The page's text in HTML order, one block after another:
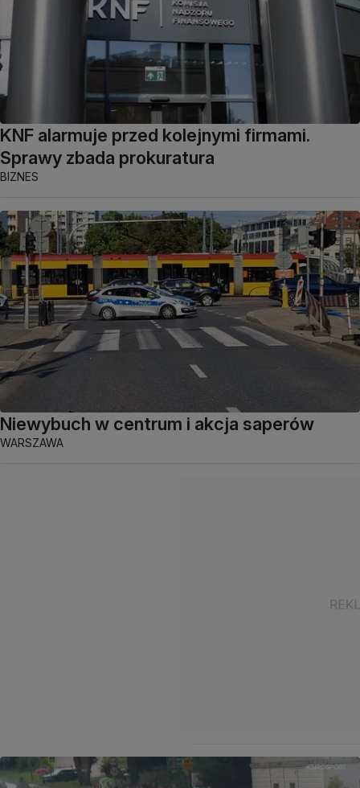
KNF alarmuje przed kolejnymi firmami.
Sprawy zbada prokuratura
BIZNES
Niewybuch w centrum i akcja saperów
WARSZAWA